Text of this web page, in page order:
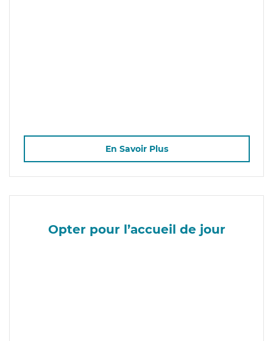
En Savoir Plus
Opter pour l’accueil de jour